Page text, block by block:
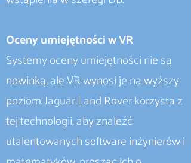
Oceny umiejętności w VR
Systemy oceny umiejętności nie są
nowinką, ale VR wynosi je na wyższy
poziom. Jaguar Land Rover korzysta z
tej technologii, aby znaleźć
utalentowanych software inżynierów i